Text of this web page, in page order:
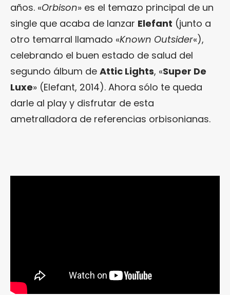
años. «Orbison» es el temazo principal de un
single que acaba de lanzar Elefant (junto a
otro temarral llamado «Known Outsider«),
celebrando el buen estado de salud del
segundo álbum de Attic Lights, «Super De
Luxe» (Elefant, 2014). Ahora sólo te queda
darle al play y disfrutar de esta
ametralladora de referencias orbisonianas.